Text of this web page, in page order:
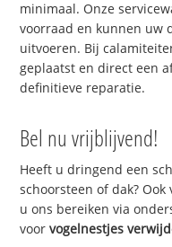
minimaal. Onze
voorraad en kunnen uw
uitvoeren. Bij
geplaatst en direct een
definitieve reparatie.
Bel nu vrijblijvend!
Heeft u dringend een
schoorsteen of dak?
u ons bereiken via
voorvogelnestjes